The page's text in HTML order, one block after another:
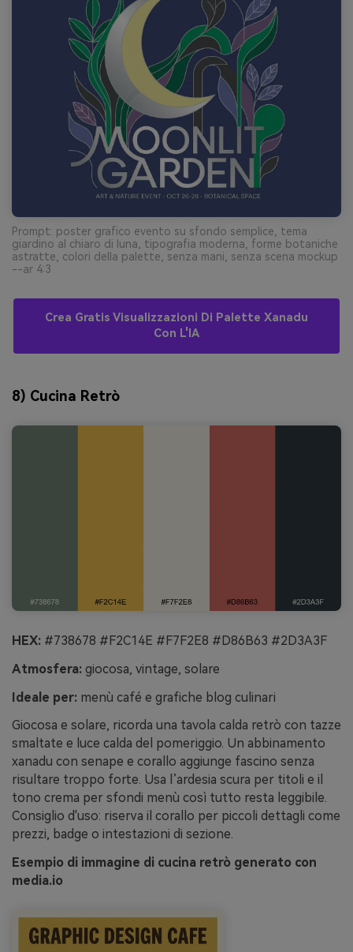
Prompt: poster grafico evento su sfondo semplice, tema
giardino al chiaro di luna, tipografia moderna, forme botaniche
astratte, colori della palette, senza mani, senza scena mockup
--ar 4:3
Crea Gratis Visualizzazioni Di Palette Xanadu
Con L'IA
8) Cucina Retrò
HEX: #738678 #F2C14E #F7F2E8 #D86B63 #2D3A3F
Atmosfera: giocosa, vintage, solare
Ideale per: menù café e grafiche blog culinari
Giocosa e solare, ricorda una tavola calda retrò con tazze
smaltate e luce calda del pomeriggio. Un abbinamento
xanadu con senape e corallo aggiunge fascino senza
risultare troppo forte. Usa l’ardesia scura per titoli e il
tono crema per sfondi menù così tutto resta leggibile.
Consiglio d'uso: riserva il corallo per piccoli dettagli come
prezzi, badge o intestazioni di sezione.
Esempio di immagine di cucina retrò generato con
media.io